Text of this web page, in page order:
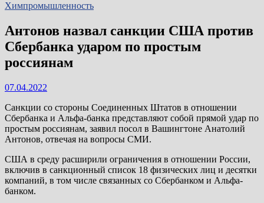
Химпромышленность
Антонов назвал санкции США против
Сбербанка ударом по простым
россиянам
07.04.2022
Санкции со стороны Соединенных Штатов в отношении
Сбербанка и Альфа-банка представляют собой прямой удар по
простым россиянам, заявил посол в Вашингтоне Анатолий
Антонов, отвечая на вопросы СМИ.
США в среду расширили ограничения в отношении России,
включив в санкционный список 18 физических лиц и десятки
компаний, в том числе связанных со Сбербанком и Альфа-
банком.